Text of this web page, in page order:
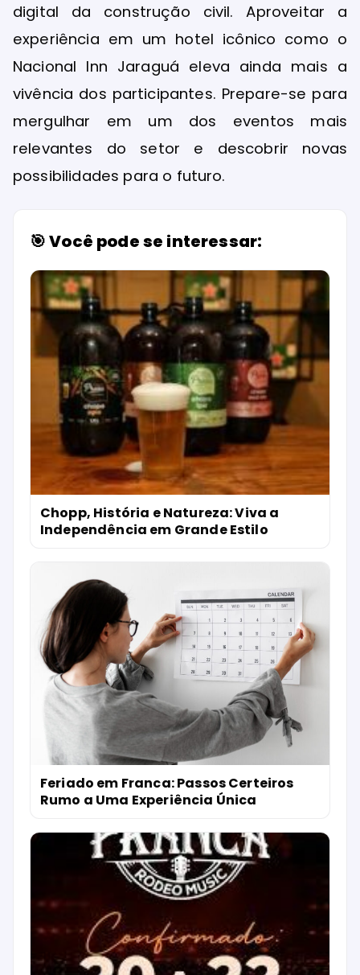
digital da construção civil. Aproveitar a
experiência em um hotel icônico como o
Nacional Inn Jaraguá eleva ainda mais a
vivência dos participantes. Prepare-se para
mergulhar em um dos eventos mais
relevantes do setor e descobrir novas
possibilidades para o futuro.
🎯 Você pode se interessar:
Chopp, História e Natureza: Viva a
Independência em Grande Estilo
Feriado em Franca: Passos Certeiros
Rumo a Uma Experiência Única